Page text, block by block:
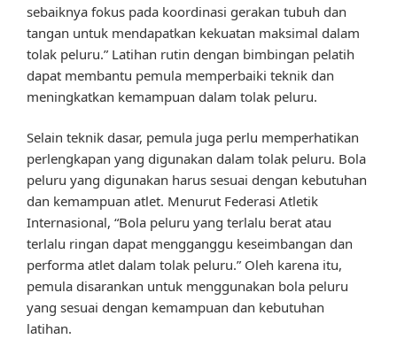
sebaiknya fokus pada koordinasi gerakan tubuh dan
tangan untuk mendapatkan kekuatan maksimal dalam
tolak peluru.” Latihan rutin dengan bimbingan pelatih
dapat membantu pemula memperbaiki teknik dan
meningkatkan kemampuan dalam tolak peluru.
Selain teknik dasar, pemula juga perlu memperhatikan
perlengkapan yang digunakan dalam tolak peluru. Bola
peluru yang digunakan harus sesuai dengan kebutuhan
dan kemampuan atlet. Menurut Federasi Atletik
Internasional, “Bola peluru yang terlalu berat atau
terlalu ringan dapat mengganggu keseimbangan dan
performa atlet dalam tolak peluru.” Oleh karena itu,
pemula disarankan untuk menggunakan bola peluru
yang sesuai dengan kemampuan dan kebutuhan
latihan.